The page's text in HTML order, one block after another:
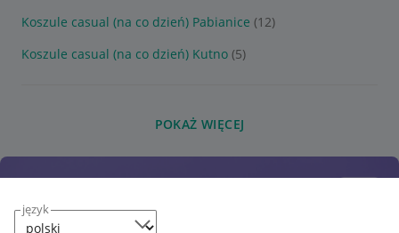
język
Koszule casual (na co dzień) Pabianice (12)
Koszule casual (na co dzień) Kutno (5)
POKAŻ WIĘCEJ